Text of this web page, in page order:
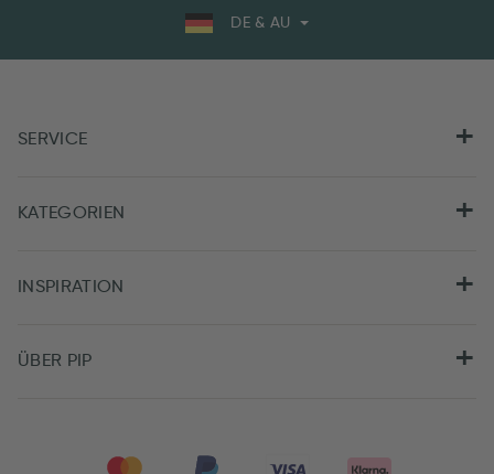
DE & AU
SERVICE
KATEGORIEN
INSPIRATION
ÜBER PIP